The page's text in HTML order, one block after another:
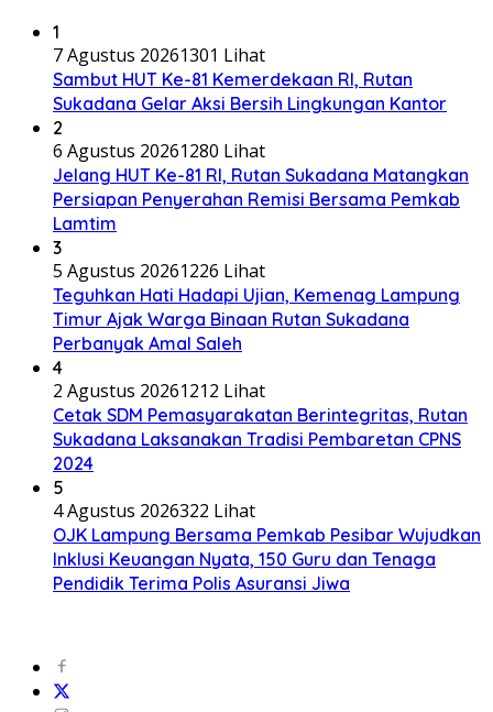
1
7 Agustus 20261301 Lihat
Sambut HUT Ke-81 Kemerdekaan RI, Rutan
Sukadana Gelar Aksi Bersih Lingkungan Kantor
2
6 Agustus 20261280 Lihat
Jelang HUT Ke-81 RI, Rutan Sukadana Matangkan
Persiapan Penyerahan Remisi Bersama Pemkab
Lamtim
3
5 Agustus 20261226 Lihat
Teguhkan Hati Hadapi Ujian, Kemenag Lampung
Timur Ajak Warga Binaan Rutan Sukadana
Perbanyak Amal Saleh
4
2 Agustus 20261212 Lihat
Cetak SDM Pemasyarakatan Berintegritas, Rutan
Sukadana Laksanakan Tradisi Pembaretan CPNS
2024
5
4 Agustus 2026322 Lihat
OJK Lampung Bersama Pemkab Pesibar Wujudkan
Inklusi Keuangan Nyata, 150 Guru dan Tenaga
Pendidik Terima Polis Asuransi Jiwa